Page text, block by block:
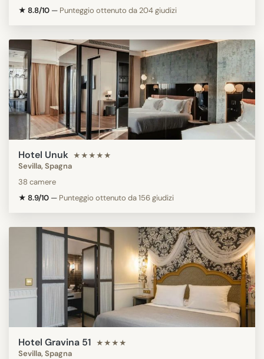
★ 8.8/10 — Punteggio ottenuto da 204 giudizi
Hotel Unuk ★★★★★
Sevilla, Spagna
38 camere
★ 8.9/10 — Punteggio ottenuto da 156 giudizi
Hotel Gravina 51 ★★★★
Sevilla, Spagna